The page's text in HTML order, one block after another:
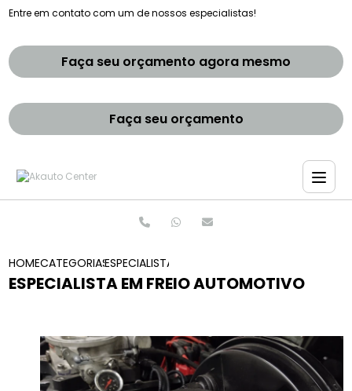
Entre em contato com um de nossos especialistas!
Faça seu orçamento agora mesmo
Faça seu orçamento
HOMECATEGORIASESPECIALISTA EM FREIO AUTOMOTIVO
ESPECIALISTA EM FREIO AUTOMOTIVO